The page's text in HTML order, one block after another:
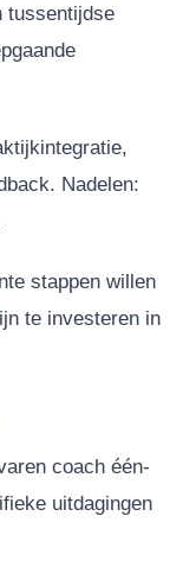
tussentijdse
Nadelen:
stappen willen
te investeren in
coach één-
uitdagingen